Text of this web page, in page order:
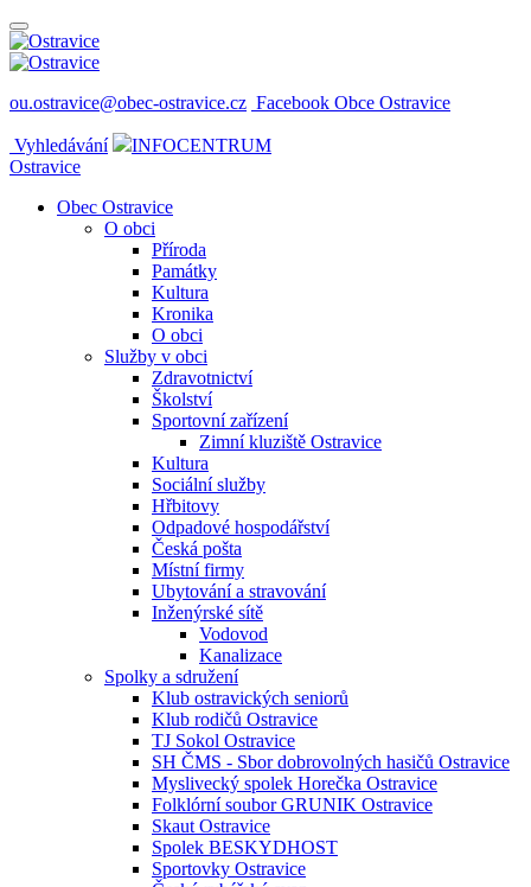
ou.ostravice@obec-ostravice.cz Facebook Obce Ostravice
Vyhledávání
INFOCENTRUM
Ostravice
Obec Ostravice
O obci
Příroda
Památky
Kultura
Kronika
O obci
Služby v obci
Zdravotnictví
Školství
Sportovní zařízení
Zimní kluziště Ostravice
Kultura
Sociální služby
Hřbitovy
Odpadové hospodářství
Česká pošta
Místní firmy
Ubytování a stravování
Inženýrské sítě
Vodovod
Kanalizace
Spolky a sdružení
Klub ostravických seniorů
Klub rodičů Ostravice
TJ Sokol Ostravice
SH ČMS - Sbor dobrovolných hasičů Ostravice
Myslivecký spolek Horečka Ostravice
Folklórní soubor GRUNIK Ostravice
Skaut Ostravice
Spolek BESKYDHOST
Sportovky Ostravice